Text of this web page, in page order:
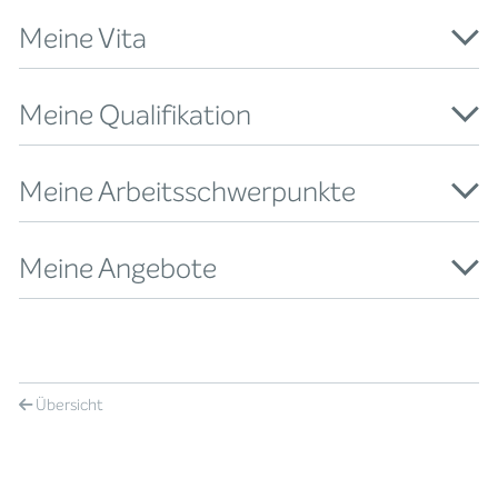
Meine Vita
Meine Qualifikation
Meine Arbeitsschwerpunkte
Meine Angebote
Übersicht